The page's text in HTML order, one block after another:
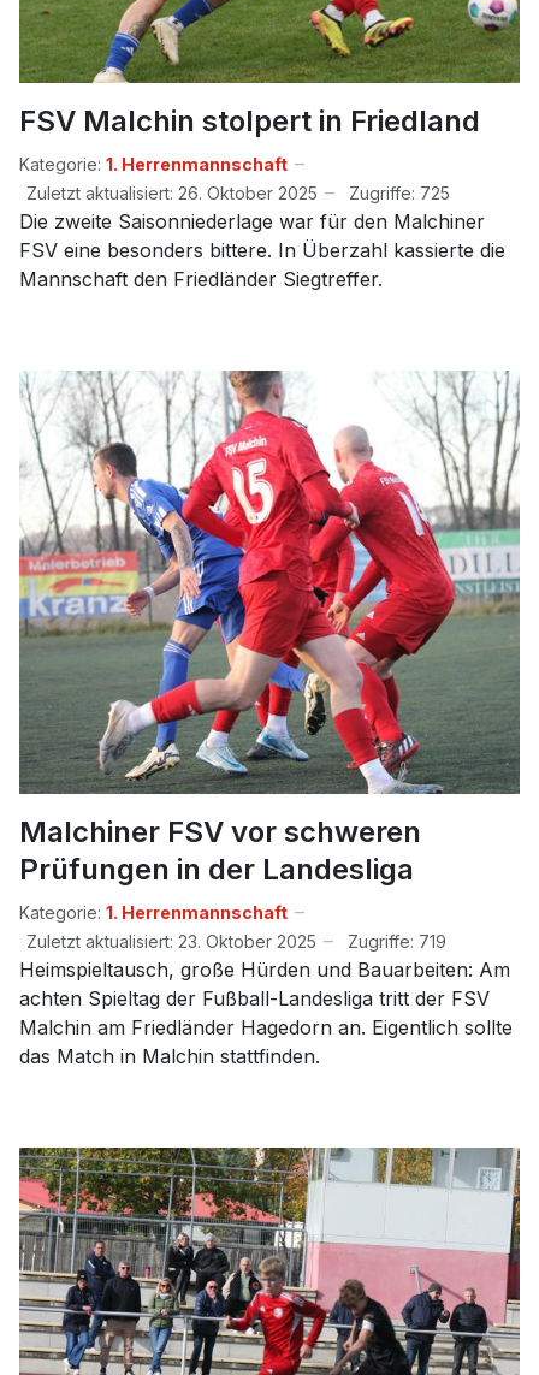
FSV Malchin stolpert in Friedland
Kategorie: 1. Herrenmannschaft
Zuletzt aktualisiert: 26. Oktober 2025
Zugriffe: 725
Die zweite Saisonniederlage war für den Malchiner
FSV eine besonders bittere. In Überzahl kassierte die
Mannschaft den Friedländer Siegtreffer.
Malchiner FSV vor schweren
Prüfungen in der Landesliga
Kategorie: 1. Herrenmannschaft
Zuletzt aktualisiert: 23. Oktober 2025
Zugriffe: 719
Heimspieltausch, große Hürden und Bauarbeiten: Am
achten Spieltag der Fußball-Landesliga tritt der FSV
Malchin am Friedländer Hagedorn an. Eigentlich sollte
das Match in Malchin stattfinden.